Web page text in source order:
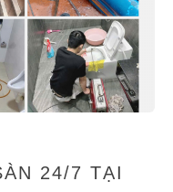
24/7 TẠI